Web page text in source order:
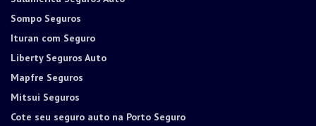
Sompo Seguros
Ituran com Seguro
Liberty Seguros Auto
Mapfre Seguros
Mitsui Seguros
Cote seu seguro auto na Porto Seguro